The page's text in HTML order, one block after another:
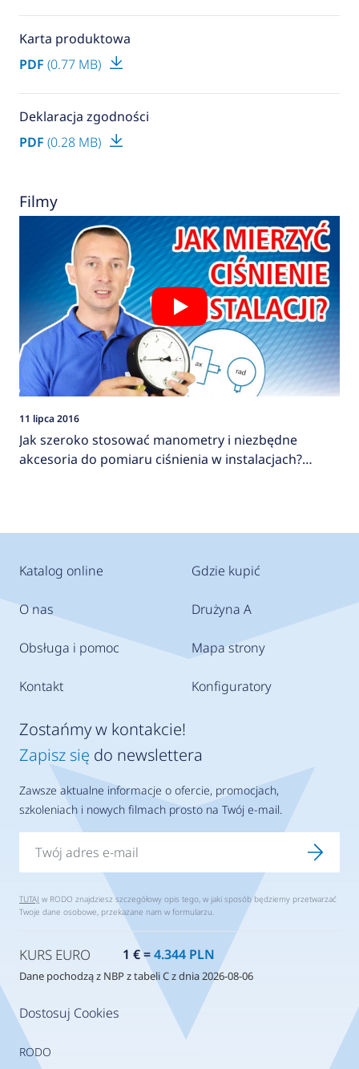
Karta produktowa
PDF (0.77 MB)
Deklaracja zgodności
PDF (0.28 MB)
Filmy
11 lipca 2016
Jak szeroko stosować manometry i niezbędne
akcesoria do pomiaru ciśnienia w instalacjach?
Katalog online
O nas
Obsługa i pomoc
Kontakt
Gdzie kupić
Drużyna A
Mapa strony
Konfiguratory
Dostosuj Cookies
RODO
Zostańmy w kontakcie!
Zapisz się do newslettera
Zawsze aktualne informacje o ofercie, promocjach,
szkoleniach i nowych filmach prosto na Twój e-mail.
TUTAJ w RODO znajdziesz szczegółowy opis tego, w jaki sposób będziemy przetwarzać
Twoje dane osobowe, przekazane nam w formularzu.
KURS EURO 1 € =4.344 PLN
Dane pochodzą z NBP z tabeli C z dnia 2026-08-06